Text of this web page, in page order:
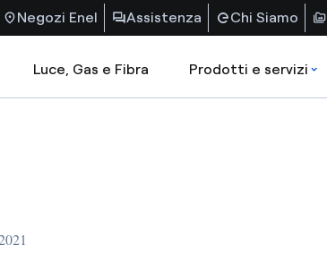
Negozi Enel Assistenza Chi Siamo
Luce, Gas e Fibra Prodotti e servizi